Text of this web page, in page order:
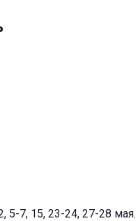
5-7, 15, 23-24, 27-28 мая.